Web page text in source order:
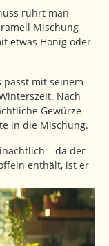
rührt man
Mischung
etwas Honig oder
passt mit seinem
Nach
Gewürze
in die Mischung.
– da der
enthält, ist er